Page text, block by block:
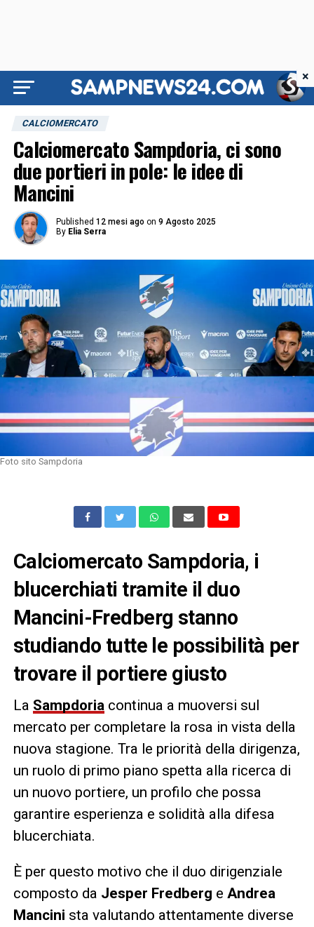
CALCIOMERCATO
Calciomercato Sampdoria, ci sono
due portieri in pole: le idee di
Mancini
Published 12 mesi ago on 9 Agosto 2025
By Elia Serra
Foto sito Sampdoria
Calciomercato Sampdoria, i
blucerchiati tramite il duo
Mancini-Fredberg stanno
studiando tutte le possibilità per
trovare il portiere giusto
La Sampdoriacontinua a muoversi sul
mercato per completare la rosa in vista della
nuova stagione. Tra le priorità della dirigenza,
un ruolo di primo piano spetta alla ricerca di
un nuovo portiere, un profilo che possa
garantire esperienza e solidità alla difesa
blucerchiata.
È per questo motivo che il duo dirigenziale
composto da Jesper Fredberg e Andrea
Mancini sta valutando attentamente diverse
×